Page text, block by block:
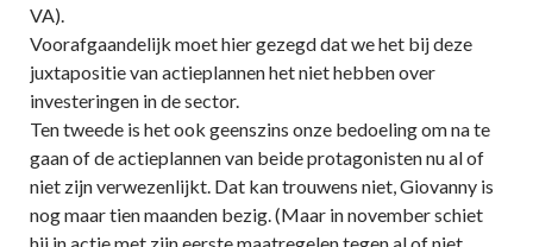
VA).
Voorafgaandelijk moet hier gezegd dat we het bij deze
juxtapositie van actieplannen het niet hebben over
investeringen in de sector.
Ten tweede is het ook geenszins onze bedoeling om na te
gaan of de actieplannen van beide protagonisten nu al of
niet zijn verwezenlijkt. Dat kan trouwens niet, Giovanny is
nog maar tien maanden bezig. (Maar in november schiet